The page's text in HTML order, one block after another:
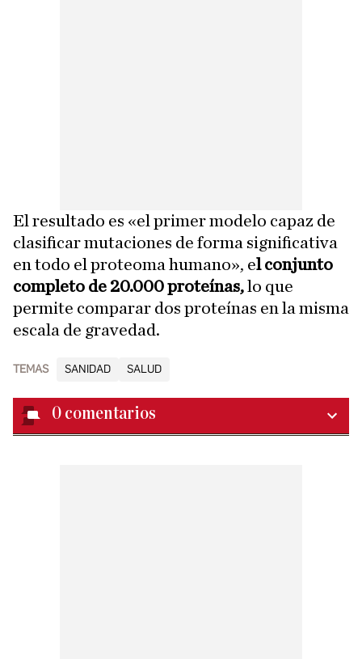
El resultado es «el primer modelo capaz de
clasificar mutaciones de forma significativa
en todo el proteoma humano», el conjunto
completo de 20.000 proteínas,lo que
permite comparar dos proteínas en la misma
escala de gravedad.
TEMAS SANIDAD SALUD
0 comentarios